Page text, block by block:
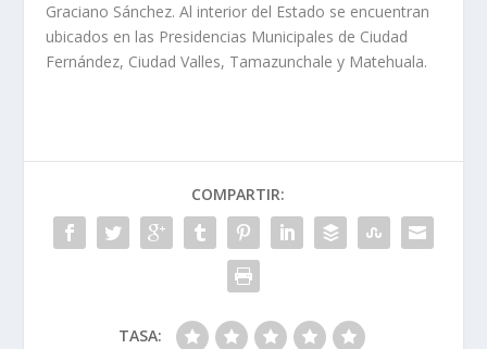
Graciano Sánchez. Al interior del Estado se encuentran
ubicados en las Presidencias Municipales de Ciudad
Fernández, Ciudad Valles, Tamazunchale y Matehuala.
COMPARTIR:
TASA: